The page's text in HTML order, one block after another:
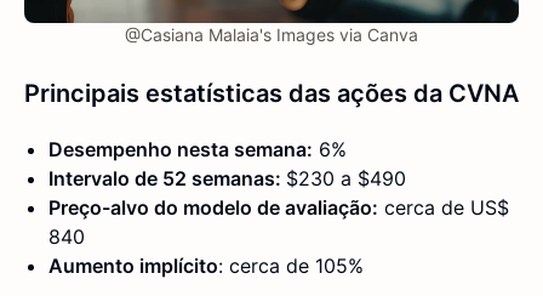
@Casiana Malaia's Images via Canva
Principais estatísticas das ações da CVNA
Desempenho nesta semana: 6%
Intervalo de 52 semanas: $230 a $490
Preço-alvo do modelo de avaliação: cerca de US$
840
Aumento implícito: cerca de 105%